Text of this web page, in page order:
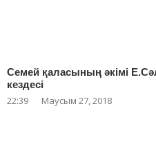
Семей қаласының әкімі
кездесі
22:39 Маусым 27, 2018